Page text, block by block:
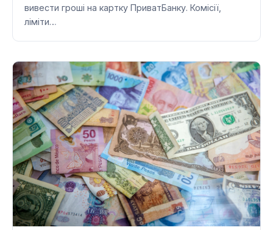
вивести гроші на картку ПриватБанку. Комісії,
ліміти…